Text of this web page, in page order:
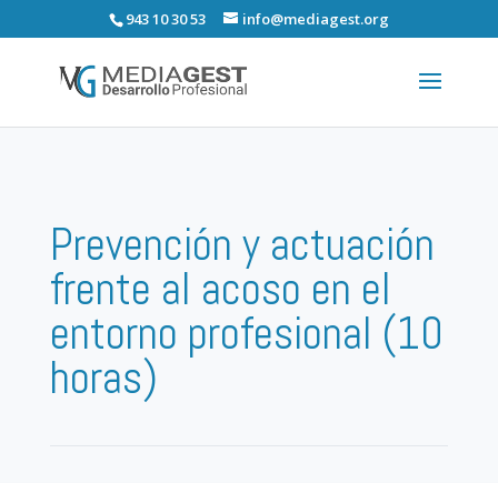
943 10 30 53 info@mediagest.org
Prevención y actuación
frente al acoso en el
entorno profesional (10
horas)